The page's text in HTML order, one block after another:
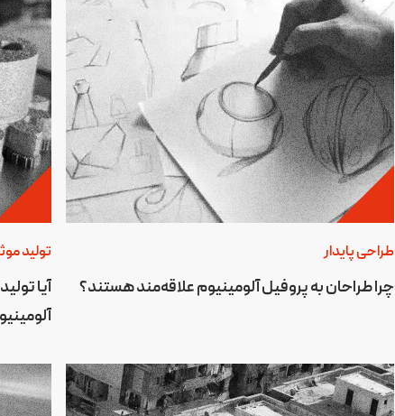
طراحی پایدار
چرا طراحان به پروفیل آلومینیوم علاقه‌مند هستند؟
تولید
آیا